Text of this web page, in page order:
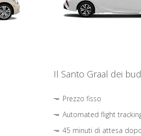
Il Santo Graal dei
Prezzo fisso
Automated flight
45 minuti di attesa